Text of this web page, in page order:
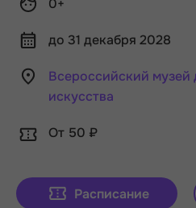
0+
до 31 декабря 2028
Всероссийский музей
искусства
От 50 ₽
Расписание